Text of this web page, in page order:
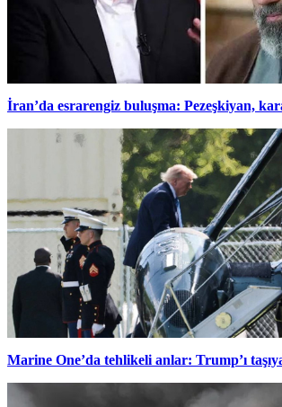
İran’da esrarengiz buluşma: Pezeşkiyan,
Marine One’da tehlikeli anlar: Trump’ı